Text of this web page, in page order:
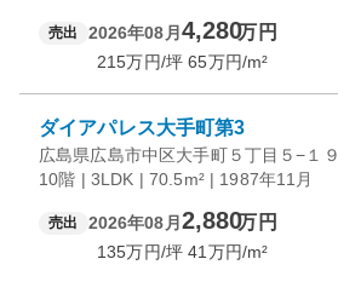
売出 2026年08月 4,280万円
215万円/坪 65万円/m²
ダイアパレス大手町第3
広島県広島市中区大手町５丁目５−１９
10階 | 3LDK | 70.5m² | 1987年11月
売出 2026年08月 2,880万円
135万円/坪 41 万円/m²